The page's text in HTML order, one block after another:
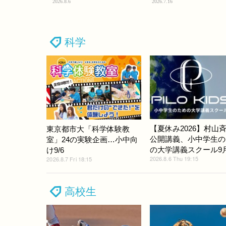
2026.8.6 2026.7.16
科学
東京都市大「科学体験教
室」24の実験企画…小中向
け9/6
2026.8.7 Fri 18:15
【夏休み2026】村山
公開講義、小中学生
の大学講義スクール9
2026.8.6 Thu 19:15
高校生